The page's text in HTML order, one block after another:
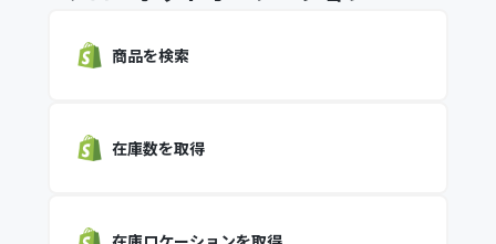
商品を検索
在庫数を取得